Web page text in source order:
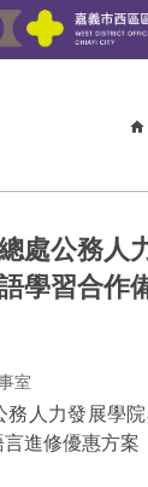
處公務人
學習合作
室
務人力發展學
進修優惠方案